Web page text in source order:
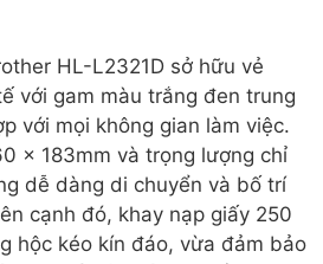
HL-L2321D sở hữu vẻ
với gam màu trắng đen trung
với mọi không gian làm việc.
x 183mm và trọng lượng chỉ
dễ dàng di chuyển và bố trí
cạnh đó, khay nạp giấy 250
hộc kéo kín đáo, vừa đảm bảo